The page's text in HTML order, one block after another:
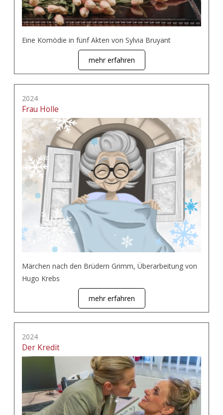
Eine Komödie in fünf Akten von Sylvia Bruyant
mehr erfahren
2024
Frau Holle
Märchen nach den Brüdern Grimm, Überarbeitung von
Hugo Krebs
mehr erfahren
2024
Der Kredit